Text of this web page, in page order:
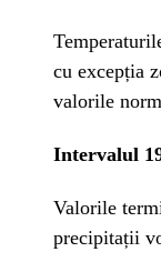
cu excepția
valorile
Intervalul
Valorile
precipitații